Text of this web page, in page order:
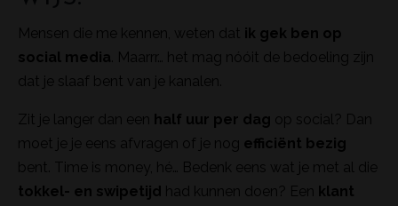
Mensen die me kennen, weten dat ik gek ben op
social media. Maarrr… het mag nóóit de bedoeling zijn
dat je slaaf bent van je kanalen.
Zit je langer dan een half uur per dag op social? Dan
moet je je eens afvragen of je nog efficiënt bezig
bent. Time is money, hé… Bedenk eens wat je met al die
tokkel- en swipetijd
had kunnen doen? Een klant